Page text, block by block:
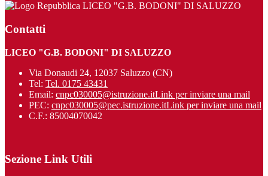
LICEO "G.B. BODONI" DI SALUZZO
Contatti
LICEO "G.B. BODONI" DI SALUZZO
Via Donaudi 24, 12037 Saluzzo (CN)
Tel: Tel. 0175 43431
Email: cnpc030005@istruzione.itLink per inviare una mail
PEC: cnpc030005@pec.istruzione.itLink per inviare una mail
C.F.: 85004070042
Sezione Link Utili